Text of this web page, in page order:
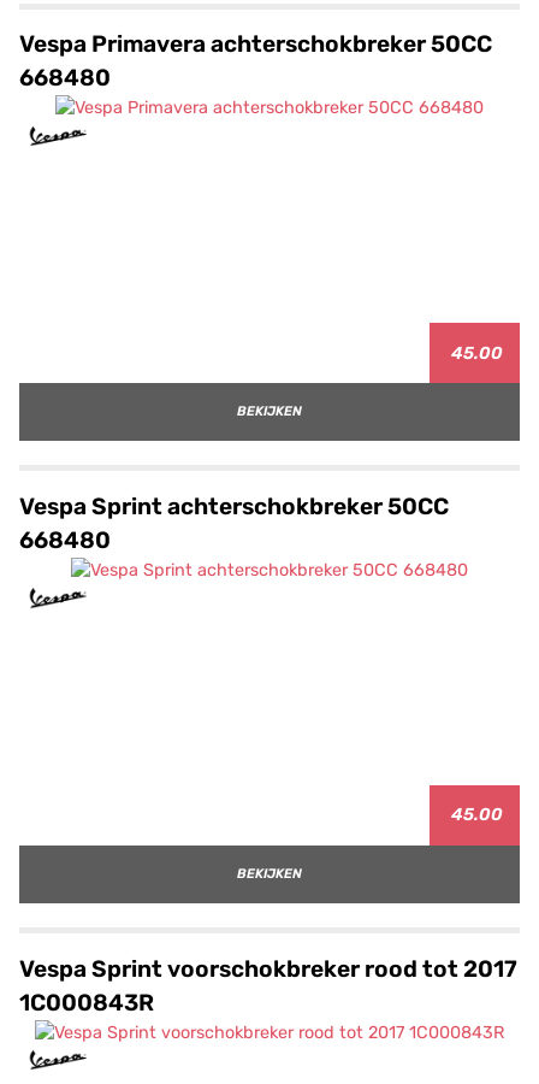
Vespa Primavera achterschokbreker 50CC
668480
45.00
BEKIJKEN
Vespa Sprint achterschokbreker 50CC
668480
45.00
BEKIJKEN
Vespa Sprint voorschokbreker rood tot 2017
1C000843R